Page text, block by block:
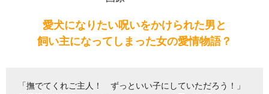
愛犬になりたい呪いをかけられた男と
飼い主になってしまった女の愛情物語？
「撫でてくれご主人！ ずっといい子にしていただろう！」